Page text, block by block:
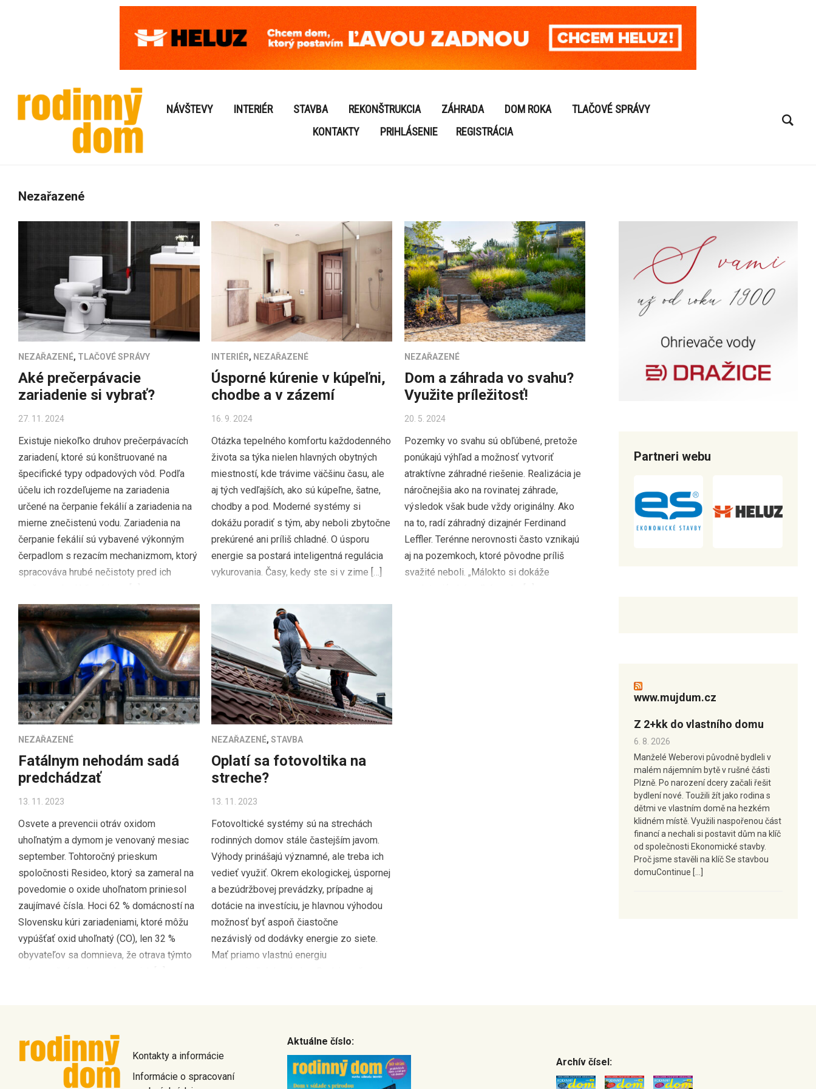
NÁVŠTEVY INTERIÉR STAVBA REKONŠTRUKCIA ZÁHRADA DOM ROKA
TLAČOVÉ SPRÁVY
KONTAKTY
PRIHLÁSENIE REGISTRÁCIA
Nezařazené
NEZAŘAZENÉ, TLAČOVÉ SPRÁVY
Aké prečerpávacie
zariadenie si vybrať?
27. 11. 2024
Existuje niekoľko druhov prečerpávacích
zariadení, ktoré sú konštruované na
špecifické typy odpadových vôd. Podľa
účelu ich rozdeľujeme na zariadenia
určené na čerpanie fekálií a zariadenia na
mierne znečistenú vodu. Zariadenia na
čerpanie fekálií sú vybavené výkonným
čerpadlom s rezacím mechanizmom, ktorý
spracováva hrubé nečistoty pred ich
INTERIÉR, NEZAŘAZENÉ
Úsporné kúrenie v kúpeľni,
chodbe a v zázemí
16. 9. 2024
Otázka tepelného komfortu každodenného
života sa týka nielen hlavných obytných
miestností, kde trávime väčšinu času, ale
aj tých vedľajších, ako sú kúpeľne, šatne,
chodby a pod. Moderné systémy si
dokážu poradiť s tým, aby neboli zbytočne
prekúrené ani príliš chladné. O úsporu
energie sa postará inteligentná regulácia
vykurovania. Časy, kedy ste si v zime […]
NEZAŘAZENÉ
Dom a záhrada vo svahu?
Využite príležitosť!
20. 5. 2024
Pozemky vo svahu sú obľúbené, pretože
ponúkajú výhľad a možnosť vytvoriť
atraktívne záhradné riešenie. Realizácia je
náročnejšia ako na rovinatej záhrade,
výsledok však bude vždy originálny. Ako
na to, radí záhradný dizajnér Ferdinand
Leffler. Terénne nerovnosti často vznikajú
aj na pozemkoch, ktoré pôvodne príliš
svažité neboli. „Málokto si dokáže
NEZAŘAZENÉ
Fatálnym nehodám sadá
predchádzať
13. 11. 2023
Osvete a prevencii otráv oxidom
uhoľnatým a dymom je venovaný mesiac
september. Tohtoročný prieskum
spoločnosti Resideo, ktorý sa zameral na
povedomie o oxide uhoľnatom priniesol
zaujímavé čísla. Hoci 62 % domácností na
Slovensku kúri zariadeniami, ktoré môžu
vypúšťať oxid uhoľnatý (CO), len 32 %
obyvateľov sa domnieva, že otrava týmto
NEZAŘAZENÉ, STAVBA
Oplatí sa fotovoltika na
streche?
13. 11. 2023
Fotovoltické systémy sú na strechách
rodinných domov stále častejším javom.
Výhody prinášajú významné, ale treba ich
vedieť využiť. Okrem ekologickej, úspornej
a bezúdržbovej prevádzky, prípadne aj
dotácie na investíciu, je hlavnou výhodou
možnosť byť aspoň čiastočne
nezávislý od dodávky energie zo siete.
Mať priamo vlastnú energiu
Partneri webu
www.mujdum.cz
Z 2+kk do vlastního domu
6. 8. 2026
Manželé Weberovi původně bydleli v
malém nájemním bytě v rušné části
Plzně. Po narození dcery začali řešit
bydlení nové. Toužili žít jako rodina s
dětmi ve vlastním domě na hezkém
klidném místě. Využili naspořenou část
financí a nechali si postavit dům na klíč
od společnosti Ekonomické stavby.
Proč jsme stavěli na klíč Se stavbou
domuContinue […]
Kontakty a informácie
Informácie o spracovaní
Aktuálne číslo:
Archív čísel: